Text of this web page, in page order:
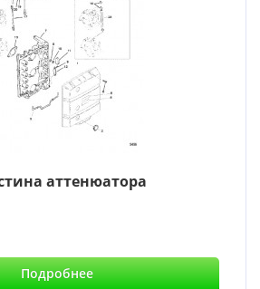
аттенюатора
Подробнее